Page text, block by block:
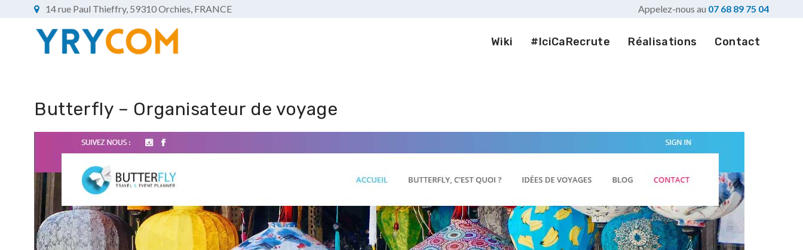
14 rue Paul Thieffry, 59310 Orchies, FRANCE Appelez-nous au 07 68 89 75 04
Wiki #IciCaRecrute Réalisations Contact
Butterfly – Organisateur de voyage